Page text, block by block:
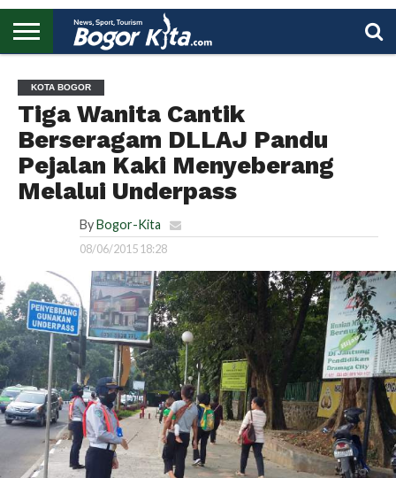
UTAMA
KOTA BOGOR
Tiga Wanita Cantik
Berseragam DLLAJ Pandu
Pejalan Kaki Menyeberang
Melalui Underpass
By Bogor-Kita
08/06/2015 18:28